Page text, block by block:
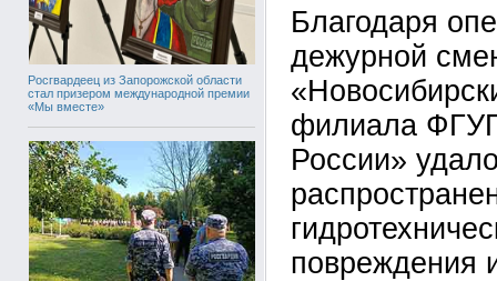
Росгвардеец из Запорожской области
стал призером международной премии
«Мы вместе»
Благодаря
дежурной
филиала
России»
повреждения